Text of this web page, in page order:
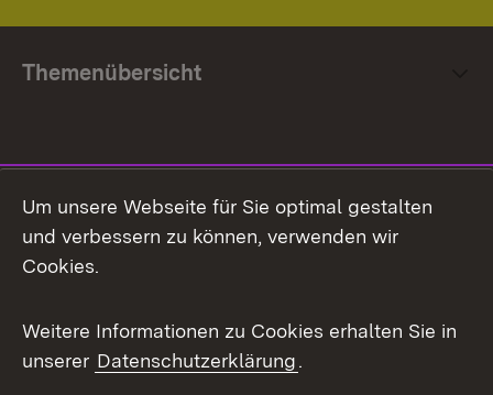
Themenübersicht
Facebook
X / Twitter
Youtube
Um unsere Webseite für Sie optimal gestalten
und verbessern zu können, verwenden wir
Cookies.
Weitere Informationen zu Cookies erhalten Sie in
unserer Datenschutzerklärung.